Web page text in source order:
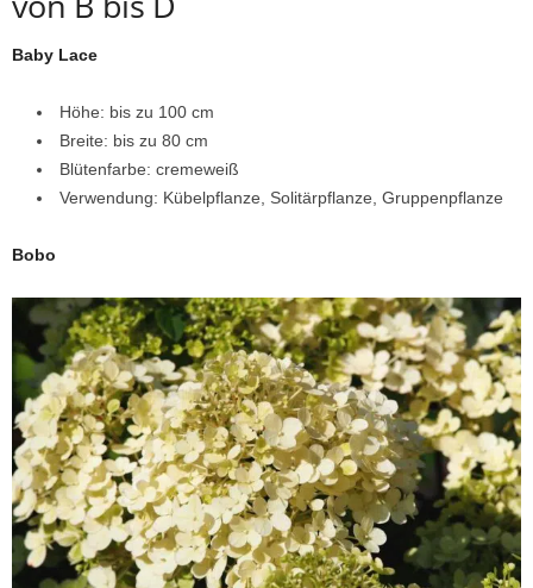
Baby Lace
Höhe: bis zu 100 cm
Breite: bis zu 80 cm
Blütenfarbe: cremeweiß
Verwendung: Kübelpflanze, Solitärpflanze, Gruppenpflanze
Bobo